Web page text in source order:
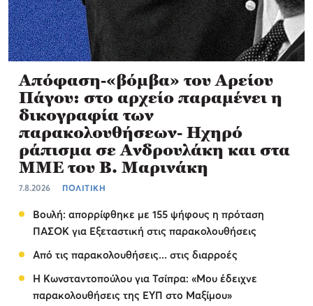
Απόφαση-«βόμβα» του Αρείου
Πάγου: στο αρχείο παραμένει η
δικογραφία των
παρακολουθήσεων- Ηχηρό
ράπισμα σε Ανδρουλάκη και στα
ΜΜΕ του Β. Μαρινάκη
7.8.2026 ΠΟΛΙΤΙΚΗ
Βουλή: απορρίφθηκε με 155 ψήφους η πρόταση
ΠΑΣΟΚ για Εξεταστική στις παρακολουθήσεις
Από τις παρακολουθήσεις... στις διαρροές
Η Κωνσταντοπούλου για Τσίπρα: «Μου έδειχνε
παρακολουθήσεις της ΕΥΠ στο Μαξίμου»